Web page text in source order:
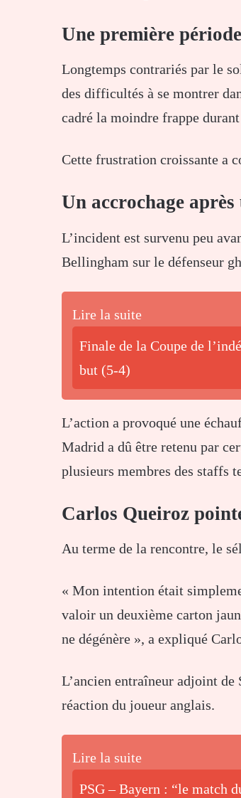
Une première
Longtemps contrariés par le
des difficultés à se montrer
cadré la moindre frappe
Cette frustration croissante a
Un accrochage
L’incident est survenu peu
Bellingham sur le défenseur
Lire la suite
Finale de la Coupe de
but (5-4)
L’action a provoqué une
Madrid a dû être retenu par
plusieurs membres des staffs
Carlos Queiroz
Au terme de la rencontre, le
« Mon intention était
valoir un deuxième carton
ne dégénère », a expliqué
L’ancien entraîneur adjoint
réaction du joueur anglais.
Lire la suite
PSG – Bayern : “le match